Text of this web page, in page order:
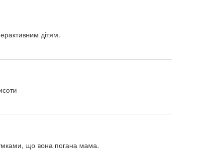
дітям.
що вона погана мама.